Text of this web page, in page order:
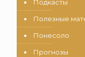
Подкасты
Полезные
Понесоло
Прогнозы